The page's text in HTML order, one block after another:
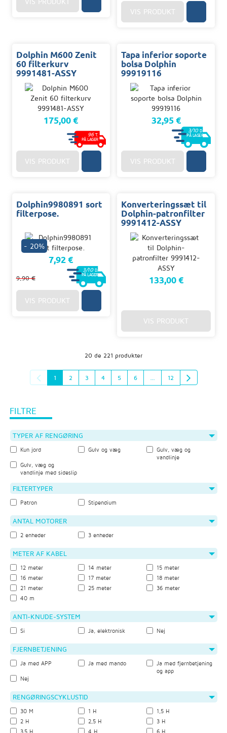
VIS PRODUKT
Dolphin M600 Zenit
60 filterkurv
9991481-ASSY
175,00 €
96 T.
PÅ LAGER
VIS PRODUKT
Tapa inferior soporte
bolsa Dolphin
99919116
32,95 €
3/10D.
PÅ LAGER
VIS PRODUKT
Dolphin9980891 sort
filterpose.
- 20%
7,92 €
9,90 €
3/10 D.
PÅ LAGER
VIS PRODUKT
Konverteringssæt til
Dolphin-patronfilter
9991412-ASSY
133,00 €
VIS PRODUKT
20 de 221 produkter
1 2 3 4 5 6 ... 12
FILTRE
TYPER AF RENGØRING
Kun jord Gulv og væg
Gulv, væg og
vandlinje
Gulv, væg og
vandlinje med sideslip
FILTERTYPER
Patron Stipendium
ANTAL MOTORER
2 enheder 3 enheder
METER AF KABEL
12 meter 14 meter
15 meter
16 meter
17 meter
18 meter
21 meter
25 meter
36 meter
40 m
ANTI-KNUDE-SYSTEM
Si Ja, elektronisk Nej
FJERNBETJENING
Ja med APP Ja med mando
Ja med fjernbetjening
og app
Nej
RENGØRINGSCYKLUSTID
30 M 1 H
1,5 H
2 H
2,5 H
3 H
3,5 H
4 H
6 H